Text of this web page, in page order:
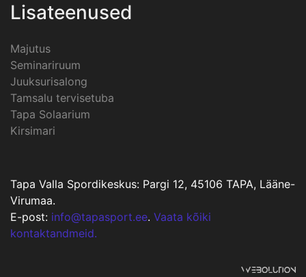
Lisateenused
Majutus
Seminariruum
Juuksurisalong
Tamsalu tervisetuba
Tapa Solaarium
Kirsimari
Tapa Valla Spordikeskus: Pargi 12, 45106 TAPA, Lääne-
Virumaa.
E-post: info@tapasport.ee. Vaata kõiki
kontaktandmeid.